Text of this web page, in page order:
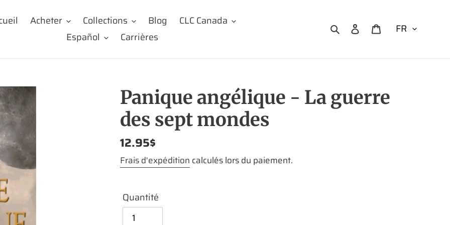
Acheter Collections Blog
CLC Canada
Español
Carrières
RechercherSe connecter
Panier
Panique angélique - La guerre
des sept mondes
Prix
normal
12.95$
Frais d'expédition calculés lors du paiement.
Quantité